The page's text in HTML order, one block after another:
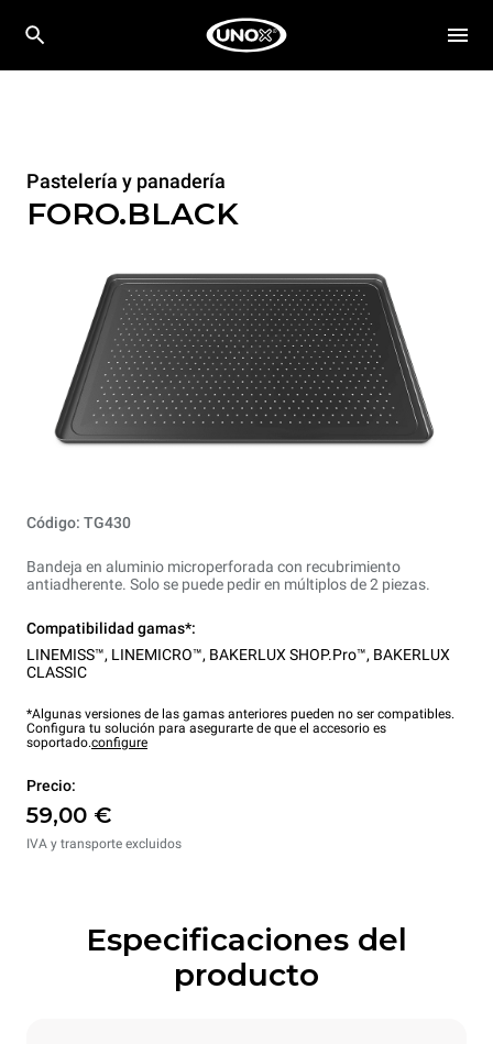
Pastelería y panadería
FORO.BLACK
Código: TG430
Bandeja en aluminio microperforada con recubrimiento
antiadherente. Solo se puede pedir en múltiplos de 2 piezas.
Compatibilidad gamas*:
LINEMISS™, LINEMICRO™, BAKERLUX SHOP.Pro™, BAKERLUX
CLASSIC
*Algunas versiones de las gamas anteriores pueden no ser compatibles.
Configura tu solución para asegurarte de que el accesorio es
soportado.configure
Precio:
59,00 €
IVA y transporte excluidos
Especificaciones del
producto